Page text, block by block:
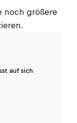
noch größere
auf sich